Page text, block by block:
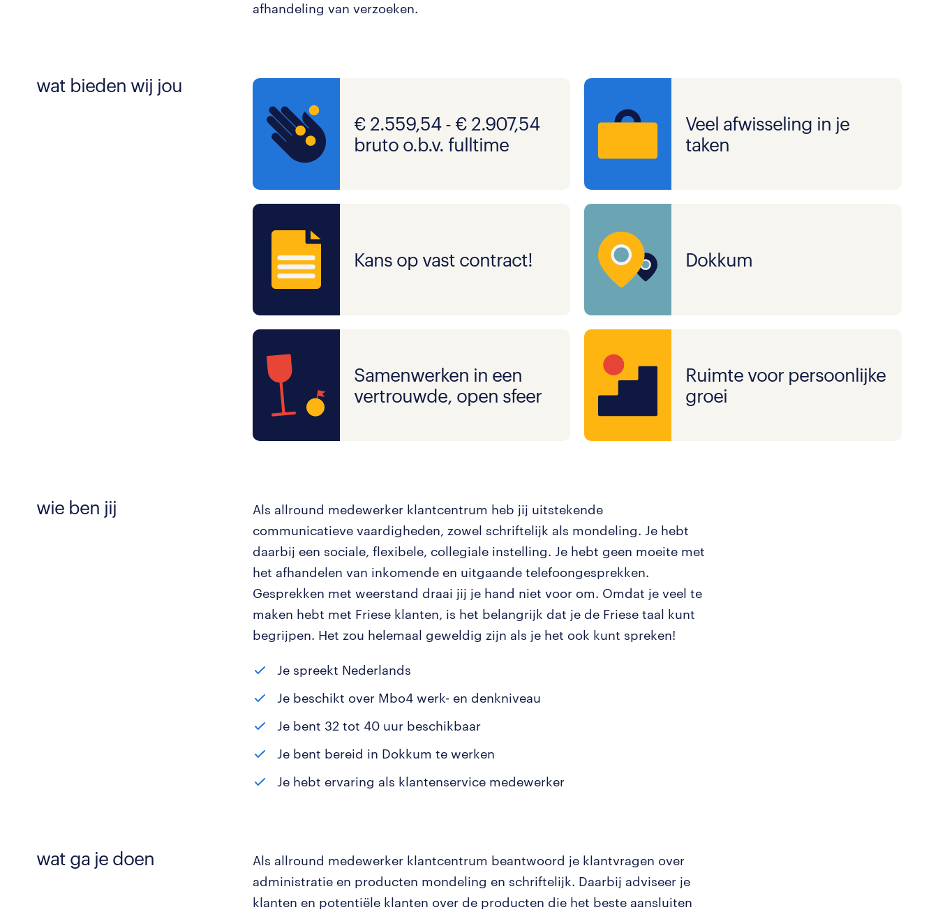
afhandeling van verzoeken.
wat bieden wij jou
€ 2.559,54 - € 2.907,54
bruto o.b.v. fulltime
Veel afwisseling in je
taken
Kans op vast contract! Dokkum
Samenwerken in een
vertrouwde, open sfeer
Ruimte voor persoonlijke
groei
wie ben jij
Als allround medewerker klantcentrum heb jij uitstekende
communicatieve vaardigheden, zowel schriftelijk als mondeling. Je hebt
daarbij een sociale, flexibele, collegiale instelling. Je hebt geen moeite met
het afhandelen van inkomende en uitgaande telefoongesprekken.
Gesprekken met weerstand draai jij je hand niet voor om. Omdat je veel te
maken hebt met Friese klanten, is het belangrijk dat je de Friese taal kunt
begrijpen. Het zou helemaal geweldig zijn als je het ook kunt spreken!
Je spreekt Nederlands
Je beschikt over Mbo4 werk- en denkniveau
Je bent 32 tot 40 uur beschikbaar
Je bent bereid in Dokkum te werken
Je hebt ervaring als klantenservice medewerker
wat ga je doen
Als allround medewerker klantcentrum beantwoord je klantvragen over
administratie en producten mondeling en schriftelijk. Daarbij adviseer je
klanten en potentiële klanten over de producten die het beste aansluiten